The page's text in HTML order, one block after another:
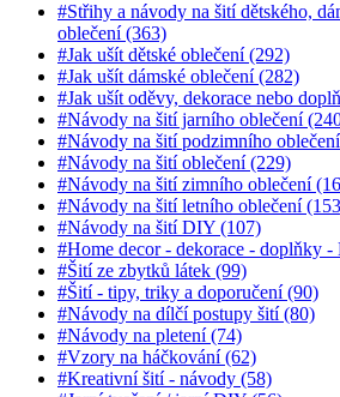
#Střihy a návody na šití dětského,
oblečení (363)
#Jak ušít dětské oblečení (292)
#Jak ušít dámské oblečení (282)
#Jak ušít oděvy, dekorace nebo
#Návody na šití jarního oblečení
#Návody na šití podzimního
#Návody na šití oblečení (229)
#Návody na šití zimního oblečení
#Návody na šití letního oblečení
#Návody na šití DIY (107)
#Home decor - dekorace - doplňky
#Šití ze zbytků látek (99)
#Šití - tipy, triky a doporučení (90)
#Návody na dílčí postupy šití (80)
#Návody na pletení (74)
#Vzory na háčkování (62)
#Kreativní šití - návody (58)